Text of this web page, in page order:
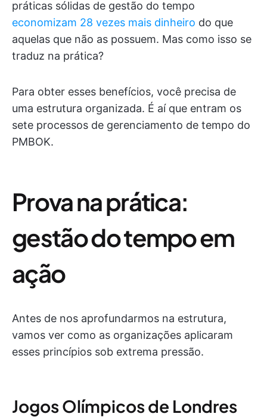
práticas sólidas de gestão do tempo
economizam 28 vezes mais dinheiro do que
aquelas que não as possuem. Mas como isso se
traduz na prática?
Para obter esses benefícios, você precisa de
uma estrutura organizada. É aí que entram os
sete processos de gerenciamento de tempo do
PMBOK.
Prova na prática:
gestão do tempo em
ação
Antes de nos aprofundarmos na estrutura,
vamos ver como as organizações aplicaram
esses princípios sob extrema pressão.
Jogos Olímpicos de Londres